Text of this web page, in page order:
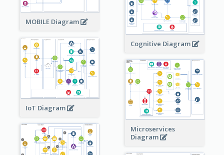
MOBILE Diagram
Cognitive Diagram
IoT Diagram
Microservices
Diagram